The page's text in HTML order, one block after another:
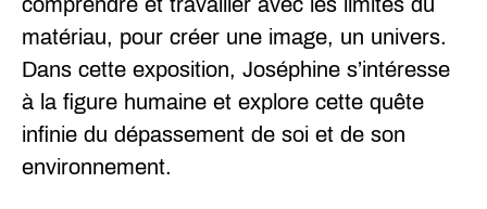
matériau, pour créer une image, un univers.
Dans cette exposition, Joséphine s’intéresse
à la figure humaine et explore cette quête
infinie du dépassement de soi et de son
environnement.